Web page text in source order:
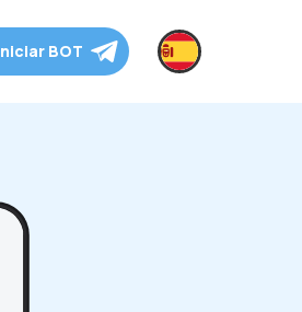
Iniciar BOT